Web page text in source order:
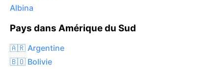
Albina
Pays dans Amérique du Sud
🇦🇷 Argentine
🇧🇴 Bolivie